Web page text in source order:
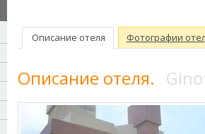
Описание отеля Фотографии
Описание отеля.